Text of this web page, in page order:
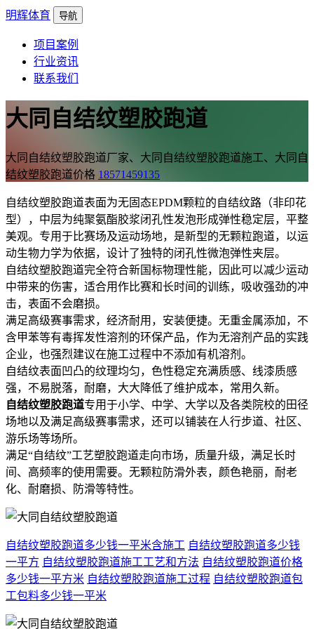
明辉体育 导航
项目案例
行业资讯
联系我们
大同自结纹塑胶跑道
大同自结纹塑胶跑道厂家、大同自结纹塑胶跑道施工、大同自
结纹塑胶跑道价格 18571459135
自结纹塑胶跑道表面为无固态EPDM颗粒的自结纹路（非印花
型），中层为纯聚氨酯胶浆闭孔性发泡形成弹性稳定层，平整
美观。专用于比赛场及运动场地，是新型的无颗粒跑道，以运
动生物力学为依据，设计了独特的闭孔性微泡弹性夹层。
自结纹塑胶跑道完全符合新国标物理性能，因此可以减少运动
中带来的伤害，适合用作比赛和长时间的训练，吸收强劲的冲
击，表面不会磨损。
满足高级赛事需求，经济耐用，安装便捷。无重金属添加，不
含甲苯等有毒挥发性溶剂的环保产品，作为无溶剂产品的实践
企业，也强烈建议在施工过程中不添加有机溶剂。
自结纹表面凹凸的纹理均匀，色性稳定充满质感、线漆质感
强，不易脱落，耐磨，大大降低了维护成本，常用久新。
自结纹塑胶跑道专用于小学、中学、大学以及各类院校的田径
场地以及满足高级赛事需求，还可以铺装在人行步道、社区、
游乐场等场所。
满足“自结纹”工艺塑胶跑道走向市场，质量升级，满足长时
间、高频率的使用需要。无颗粒防滑外表，颜色艳丽，耐老
化、耐磨损、防滑等特性。
自结纹塑胶跑道多少钱一平米含施工 自结纹塑胶跑道多少钱
一平方 自结纹塑胶跑道施工工艺和方法 自结纹塑胶跑道价格
多少钱一平方米 自结纹塑胶跑道施工过程 自结纹塑胶跑道包
工包料多少钱一平米